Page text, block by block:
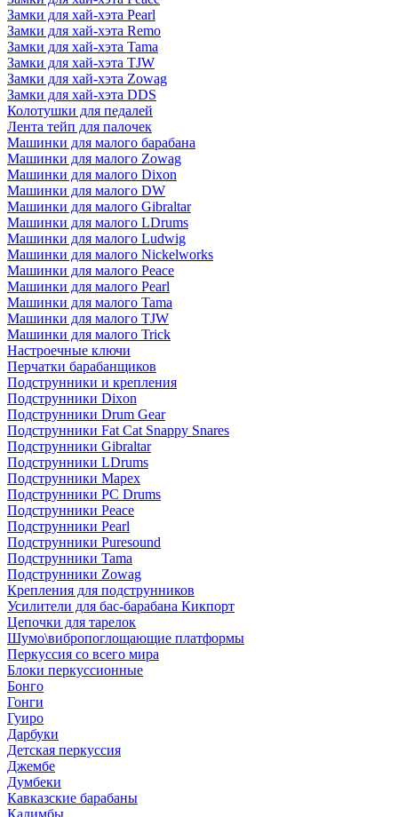
Замки для хай-хэта Pearl
Замки для хай-хэта Remo
Замки для хай-хэта Tama
Замки для хай-хэта TJW
Замки для хай-хэта Zowag
Замки для хай-хэта DDS
Колотушки для педалей
Лента тейп для палочек
Машинки для малого барабана
Машинки для малого Zowag
Машинки для малого Dixon
Машинки для малого DW
Машинки для малого Gibraltar
Машинки для малого LDrums
Машинки для малого Ludwig
Машинки для малого Nickelworks
Машинки для малого Peace
Машинки для малого Pearl
Машинки для малого Tama
Машинки для малого TJW
Машинки для малого Trick
Настроечные ключи
Перчатки барабанщиков
Подструнники и крепления
Подструнники Dixon
Подструнники Drum Gear
Подструнники Fat Cat Snappy Snares
Подструнники Gibraltar
Подструнники LDrums
Подструнники Mapex
Подструнники PC Drums
Подструнники Peace
Подструнники Pearl
Подструнники Puresound
Подструнники Tama
Подструнники Zowag
Крепления для подструнников
Усилители для бас-барабана Кикпорт
Цепочки для тарелок
Шумо\вибропоглощающие платформы
Перкуссия со всего мира
Блоки перкуссионные
Бонго
Гонги
Гуиро
Дарбуки
Детская перкуссия
Джембе
Думбеки
Кавказские барабаны
Калимбы